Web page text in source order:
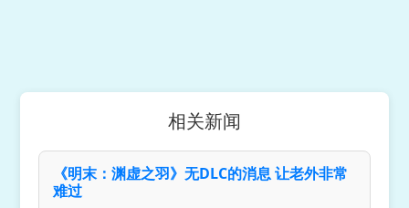
相关新闻
《明末：渊虚之羽》无DLC的消息 让老外非常
难过